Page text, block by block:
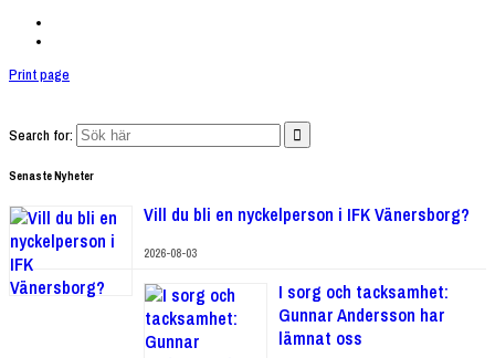
Print page
Search for:
Senaste Nyheter
Vill du bli en nyckelperson i IFK Vänersborg?
2026-08-03
I sorg och tacksamhet:
Gunnar Andersson har
lämnat oss